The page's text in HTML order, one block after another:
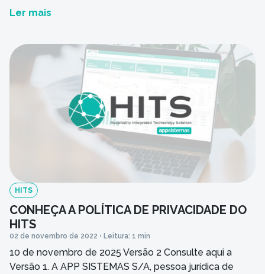
social à Rua Hamilton Cesar Zoccal, 195, Quinta das
SISTEMAS”), tem por OBJETIVO apresentar […]
Ler mais
HITS
CONHEÇA A POLÍTICA DE PRIVACIDADE DO
HITS
02 de novembro de 2022 • Leitura: 1 min
10 de novembro de 2025 Versão 2 Consulte aqui a
Versão 1. A APP SISTEMAS S/A, pessoa jurídica de